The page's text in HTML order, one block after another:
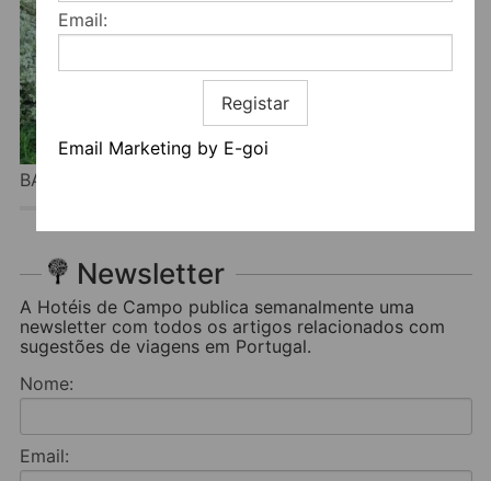
Email:
Registar
Email Marketing by E-goi
BAIRRO DO CASAL – TURISMO DE ALDEIA
Newsletter
A Hotéis de Campo publica semanalmente uma
newsletter com todos os artigos relacionados com
sugestões de viagens em Portugal.
Nome:
Email: